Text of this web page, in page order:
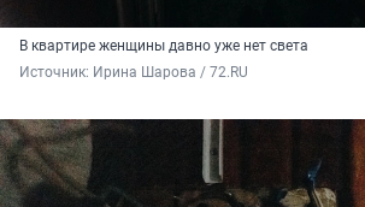
В квартире женщины давно уже нет света
Источник: Ирина Шарова / 72.RU